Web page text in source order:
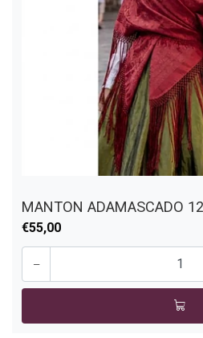
MANTON ADAMASCADO
€55,00
-